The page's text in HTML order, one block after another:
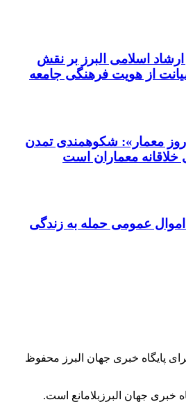
اسلامی البرز بر نقش
از هویت فرهنگی جامعه
معمار»: شکوهمندی تمدن
معماران است
عمومی حمله به زندگی
پایگاه خبری جهان البرز محفوظ
خبری جهان البرزبلامانع است.